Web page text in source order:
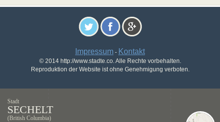
Impressum - Kontakt
© 2014 http://www.stadte.co. Alle Rechte vorbehalten.
Reproduktion der Website ist ohne Genehmigung verboten.
Stadt
SECHELT
(British Columbia)